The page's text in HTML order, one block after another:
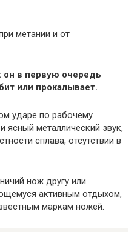
метании и от
он в первую очередь
или прокалывает.
ударе по рабочему
ясный металлический звук,
сплава, отсутствии в
нож другу или
активным отдыхом,
маркам ножей.